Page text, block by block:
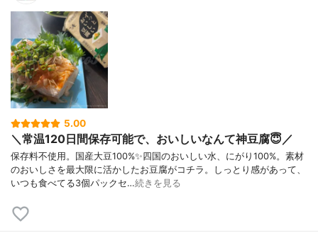
5.00
＼常温120日間保存可能で、おいしいなんて神豆腐😇／
保存料不使用。国産大豆100%✨四国のおいしい水、にがり100%。素材
のおいしさを最大限に活かしたお豆腐がコチラ。しっとり感があって、
いつも食べてる3個パックセ…続きを見る